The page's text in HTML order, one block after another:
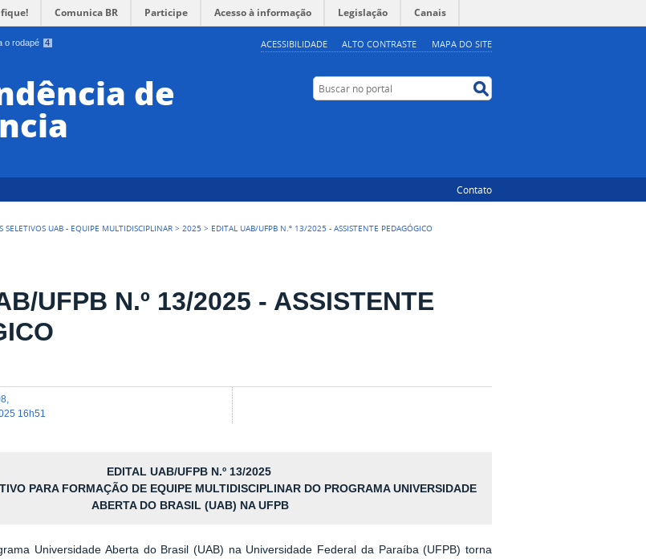
o rodapé 4 ACESSIBILIDADE ALTO CONTRASTE MAPA DO SITE
Comunica BR Participe Acesso à informação Legislação Canais
de Buscar no portal
Contato
SELETIVOS UAB - EQUIPE MULTIDISCIPLINAR >2025 > EDITAL UAB/UFPB N.º 13/2025 - ASSISTENTE PEDAGÓGICO
UFPB N.º 13/2025 - ASSISTENTE
16h51
EDITAL UAB/UFPB N.º 13/2025
PARA FORMAÇÃO DE EQUIPE MULTIDISCIPLINAR DO PROGRAMA UNIVERSIDADE
ABERTA DO BRASIL (UAB) NA UFPB
Universidade Aberta do Brasil (UAB) na Universidade Federal da Paraíba (UFPB) torna